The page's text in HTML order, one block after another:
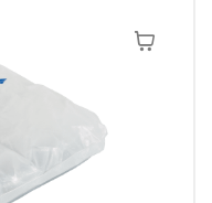
Přidat Do